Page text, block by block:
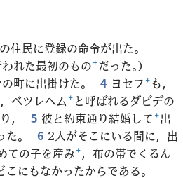
住民に登録の命令が出た。
れた最初のもの+だった。）
町に出掛けた。 4 ヨセフ+も，
ベツレヘム+と呼ばれるダビデの
，
5 彼と約束通り結婚して+出
た。 6 2人がそこにいる間に，出
ての子を産み+，布の帯でくるん
にもなかったからである。